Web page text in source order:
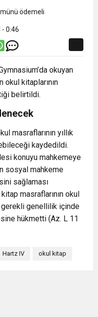
- 0:46
okuyan
okul kitaplarının
belirtildi.
masraflarının yıllık
kaydedildi.
konuyu mahkemeye
sosyal mahkeme
sağlaması
masraflarının okul
genellilik içinde
hükmetti (Az. L 11
Hartz IV okul kitap